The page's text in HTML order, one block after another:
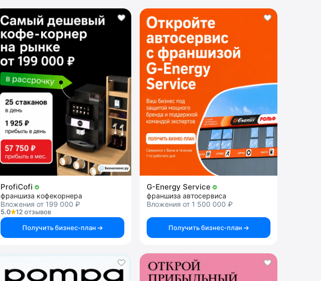
ProfiCofi
франшиза кофекорнера
Вложения от 199 000 ₽
5.0
12 отзывов
Получить бизнес-план
G-Energy Service
франшиза автосервиса
Вложения от 1 500 000 ₽
Получить бизнес-план